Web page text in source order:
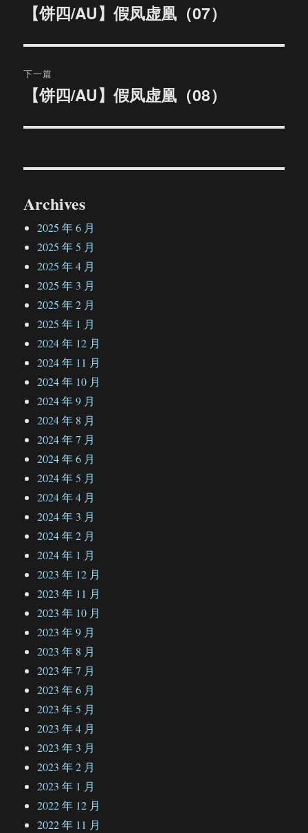
章
航
文
章：
【饼四/AU】假凤虚凰（07）
下一篇
文
【饼四/AU】假凤虚凰（08）
Archives
2025 年 6 月
2025 年 5 月
2025 年 4 月
2025 年 3 月
2025 年 2 月
2025 年 1 月
2024 年 12 月
2024 年 11 月
2024 年 10 月
2024 年 9 月
2024 年 8 月
2024 年 7 月
2024 年 6 月
2024 年 5 月
2024 年 4 月
2024 年 3 月
2024 年 2 月
2024 年 1 月
2023 年 12 月
2023 年 11 月
2023 年 10 月
2023 年 9 月
2023 年 8 月
2023 年 7 月
2023 年 6 月
2023 年 5 月
2023 年 4 月
2023 年 3 月
2023 年 2 月
2023 年 1 月
2022 年 12 月
2022 年 11 月